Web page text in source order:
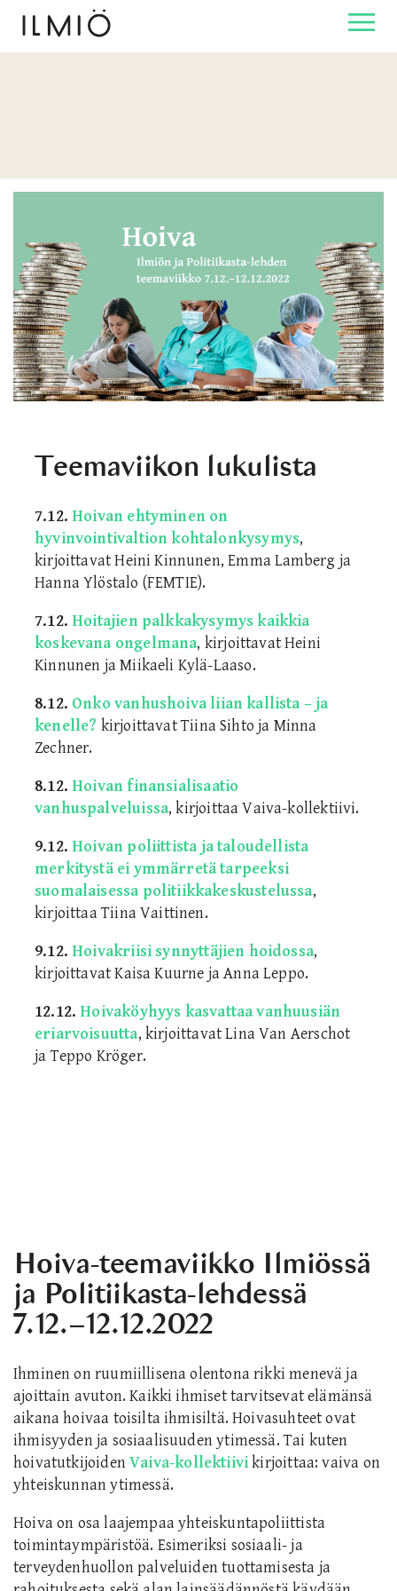
Teemaviikon lukulista
7.12.Hoivan ehtyminen on
hyvinvointivaltion kohtalonkysymys,
kirjoittavat Heini Kinnunen, Emma Lamberg ja
Hanna Ylöstalo (FEMTIE).
7.12.Hoitajien palkkakysymys kaikkia
koskevana ongelmana, kirjoittavat Heini
Kinnunen ja Miikaeli Kylä-Laaso.
8.12. Onko vanhushoiva liian kallista – ja
kenelle? kirjoittavat Tiina Sihto ja Minna
Zechner.
8.12.Hoivan finansialisaatio
vanhuspalveluissa, kirjoittaa Vaiva-kollektiivi.
9.12.Hoivan poliittista ja taloudellista
merkitystä ei ymmärretä tarpeeksi
suomalaisessa politiikkakeskustelussa,
kirjoittaa Tiina Vaittinen.
9.12.Hoivakriisi synnyttäjien hoidossa,
kirjoittavat Kaisa Kuurne ja Anna Leppo.
12.12.Hoivaköyhyys kasvattaa vanhuusiän
eriarvoisuutta, kirjoittavat Lina Van Aerschot
ja Teppo Kröger.
Hoiva-teemaviikko Ilmiössä
ja Politiikasta-lehdessä
7.12.–12.12.2022
Ihminen on ruumiillisena olentona rikki menevä ja
ajoittain avuton. Kaikki ihmiset tarvitsevat elämänsä
aikana hoivaa toisilta ihmisiltä. Hoivasuhteet ovat
ihmisyyden ja sosiaalisuuden ytimessä. Tai kuten
hoivatutkijoidenVaiva-kollektiivikirjoittaa: vaiva on
yhteiskunnan ytimessä.
Hoiva on osa laajempaa yhteiskuntapoliittista
toimintaympäristöä. Esimeriksi sosiaali- ja
terveydenhuollon palveluiden tuottamisesta ja